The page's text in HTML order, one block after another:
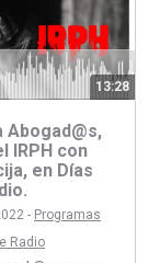
13:28
Abogad@s,
IRPH con
en Días
- Programas
Radio